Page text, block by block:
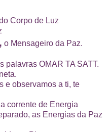
Corpo de Luz
o Mensageiro da Paz.
palavras OMAR TA SATT.
e observamos a ti, te
corrente de Energia
as Energias da Paz